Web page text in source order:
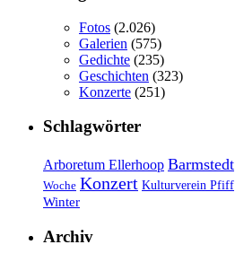
Fotos (2.026)
Galerien (575)
Gedichte (235)
Geschichten (323)
Konzerte (251)
Schlagwörter
Arboretum Ellerhoop Barmstedt
Woche Konzert Kulturverein Pfiff
Winter
Archiv